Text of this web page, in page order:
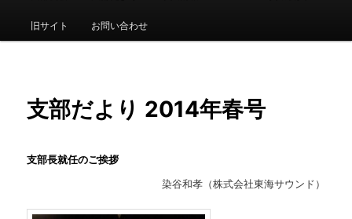
ュ
ン
ン
ン
旧サイト お問い合わせ
支部だより 2014年春号
支部長就任のご挨拶
染谷和孝（株式会社東海サウンド）